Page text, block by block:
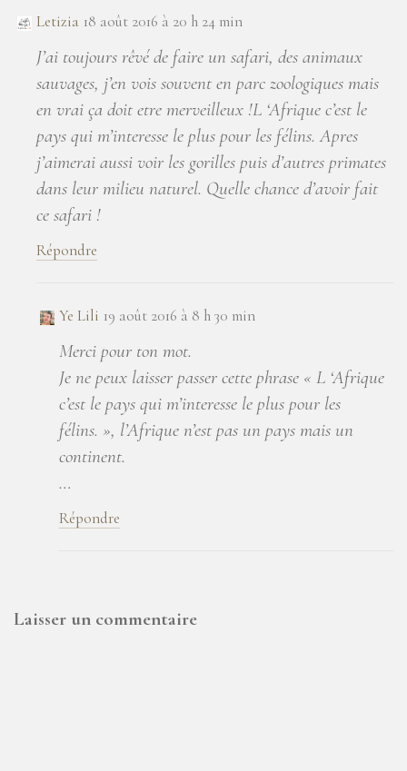
Letizia 18 août 2016 à 20 h 24 min
J’ai toujours rêvé de faire un safari, des animaux
sauvages, j’en vois souvent en parc zoologiques mais
en vrai ça doit etre merveilleux !L ‘Afrique c’est le
pays qui m’interesse le plus pour les félins. Apres
j’aimerai aussi voir les gorilles puis d’autres primates
dans leur milieu naturel. Quelle chance d’avoir fait
ce safari !
Répondre
Ye Lili 19 août 2016 à 8 h 30 min
Merci pour ton mot.
Je ne peux laisser passer cette phrase « L ‘Afrique
c’est le pays qui m’interesse le plus pour les
félins. », l’Afrique n’est pas un pays mais un
continent.
…
Répondre
Laisser un commentaire